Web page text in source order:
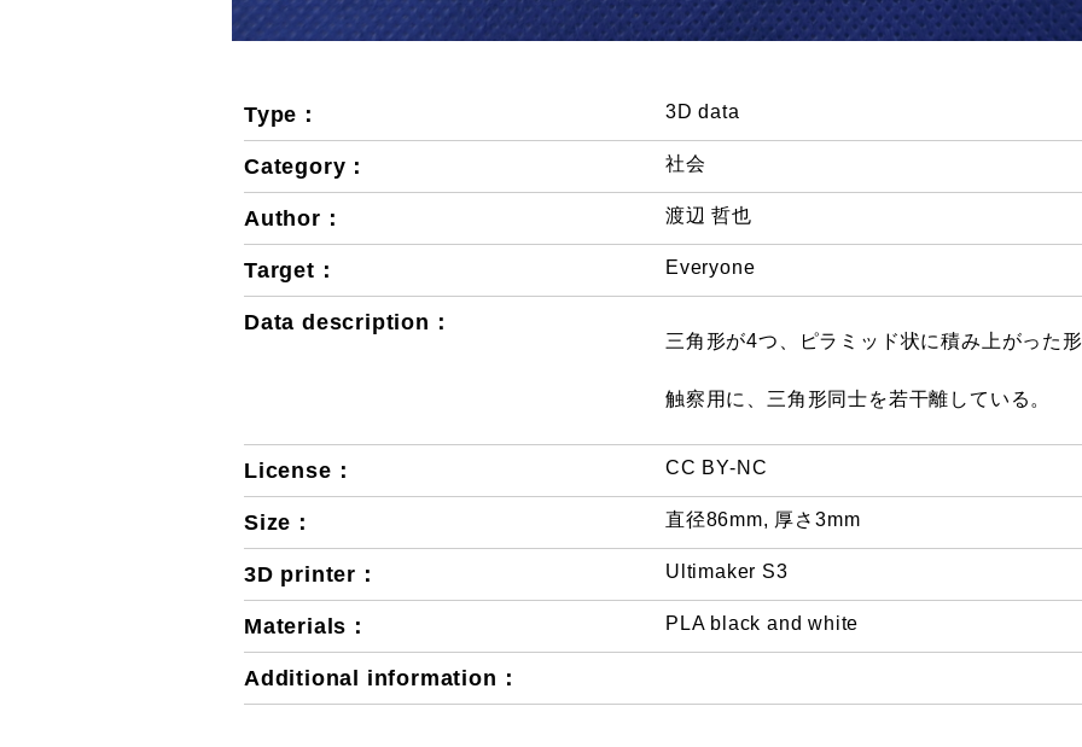
Type： 3D data
Category： 社会
Author： 渡辺 哲也
Target： Everyone
Data description：
三角形が4つ、ピラミッド状に積み上がった
触察用に、三角形同士を若干離している。
License： CC BY-NC
Size： 直径86mm, 厚さ3mm
3D printer： Ultimaker S3
Materials： PLA black and white
Additional information：